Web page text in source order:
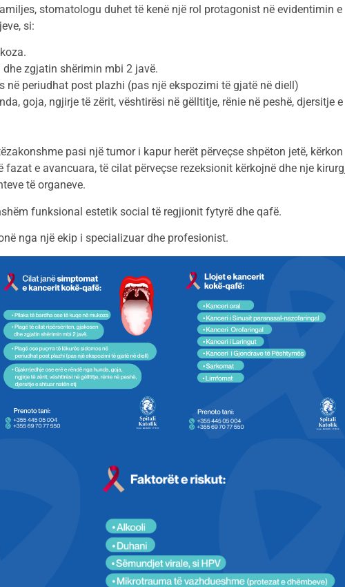
stomatologu duhet të kenë një rol protagonist në evidentimin e
si:
zgjatin shërimin mbi 2 javë.
në periudhat post plazhi (pas një ekspozimi të gjatë në diell)
goja, ngjirje të zërit, vështirësi në gëlltitje, rënie në peshë, djersitje e
pasi një tumor i kapur herët përveçse shpëton jetë, kërkon
e avancuara, të cilat përveçse rezeksionit kërkojnë dhe nje
të organeve.
funksional estetik social të regjionit fytyrë dhe qafë.
nga një ekip i specializuar dhe profesionist.